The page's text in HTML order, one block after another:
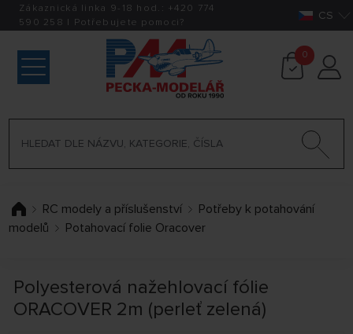
Zákaznická linka 9-18 hod.: +420 774
590 258 | Potřebujete pomoci? CS
0
RC modely a příslušenství
Potřeby k potahování
modelů
Potahovací folie Oracover
Polyesterová nažehlovací fólie
ORACOVER 2m (perleť zelená)